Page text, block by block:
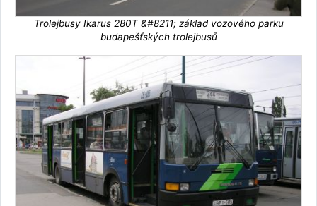
Trolejbusy Ikarus 280T &#8211; základ vozového parku
budapešťských trolejbusů